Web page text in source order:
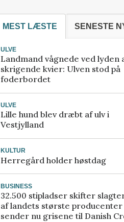
MEST LÆSTE SENESTE
ULVE
Landmand vågnede ved lyden
skrigende kvier: Ulven stod på
foderbordet
ULVE
Lille hund blev dræbt af ulv i
Vestjylland
KULTUR
Herregård holder høstdag
BUSINESS
32.500 stipladser skifter
af landets største producenter
sender nu grisene til Danish